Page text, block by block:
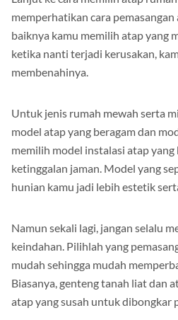
memperhatikan cara
baiknya kamu memilih atap yang
ketika nanti terjadi kerusakan,
membenahinya.
Untuk jenis rumah mewah serta
model atap yang beragam dan
memilih model instalasi atap
ketinggalan jaman. Model yang
hunian kamu jadi lebih estetik
Namun sekali lagi, jangan selalu
keindahan. Pilihlah yang
mudah sehingga mudah
Biasanya, genteng tanah liat dan
atap yang susah untuk dibongkar